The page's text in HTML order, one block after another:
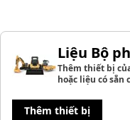
Liệu Bộ
Thêm thiết bị
hoặc liệu có sẵn
Thêm thiết bị